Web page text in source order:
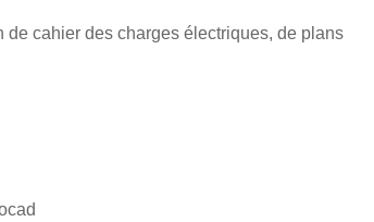
cahier des charges électriques, de plans